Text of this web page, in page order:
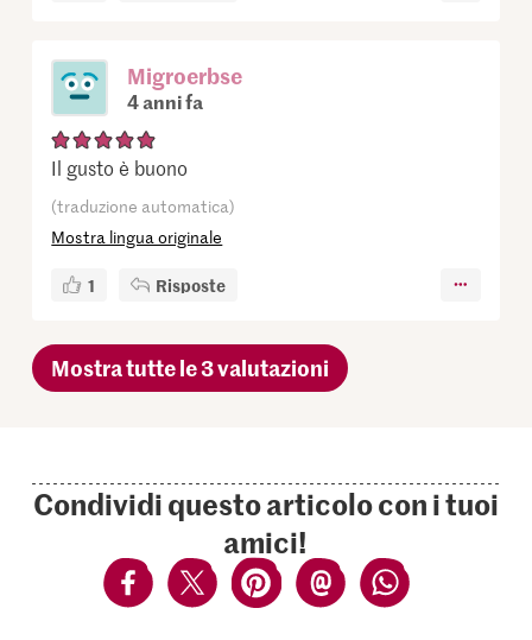
Migroerbse
4 anni fa
Il gusto è buono
(traduzione automatica)
Mostra lingua originale
1 Risposte
Mostra tutte le 3 valutazioni
Condividi questo articolo con i tuoi
amici!